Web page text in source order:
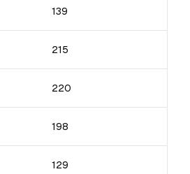
139
215
220
198
129